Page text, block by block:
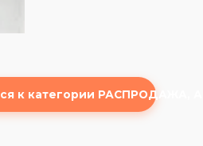
к категории РАСПРОДАЖА,